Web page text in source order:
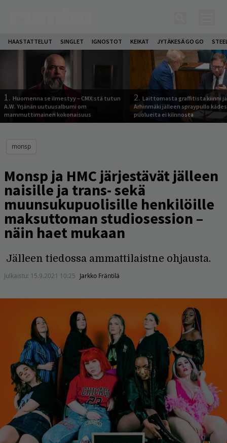
HAASTATTELUT SINGLET IGNOSTOT KEIKAT JYTÄKESÄ GO GO
1. Huomenna se ilmestyy – CMX:stä tutun
A.W. Yrjänän uutuusalbumi om
mammuttimainen kokonaisuus
2. Laittomasta graffitista kiinni
Arhinmäki jälleen spraypullo
puolueita ei kiinnosta
monsp
Monsp ja HMC järjestävät jälleen
naisille ja trans- sekä
muunsukupuolisille henkilöille
maksuttoman studiosession –
näin haet mukaan
Jälleen tiedossa ammattilaistne ohjausta.
Julkaistu: 15.9.2021 10:25 Jarkko Fräntilä